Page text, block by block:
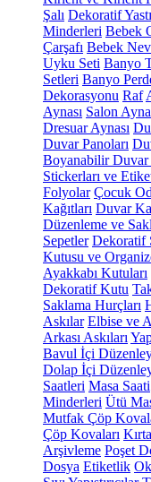
Şalı Dekoratif
Minderleri Bebek
Çarşafı Bebek
Uyku Seti Banyo
Setleri Banyo
Dekorasyonu Raf
Aynası Salon
Dresuar Aynası
Duvar Panoları
Boyanabilir Duvar
Stickerları ve
Folyolar Çocuk
Kağıtları Duvar
Düzenleme ve
Sepetler Dekoratif
Kutusu ve
Ayakkabı Kutuları
Dekoratif Kutu
Saklama Hurçları
Askılar Elbise ve
Arkası Askıları
Bavul İçi
Dolap İçi
Saatleri Masa Saati
Minderleri Ütü
Mutfak Çöp
Çöp Kovaları
Arşivleme Poşet
Dosya Etiketlik